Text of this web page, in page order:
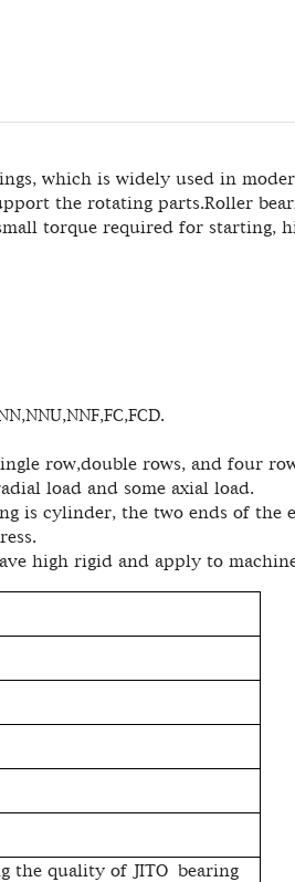
which is widely used in
the rotating parts.Roller
torque required for starting,
row,double rows, and four
load and some axial load.
cylinder, the two ends of the
high rigid and apply to
the quality of JITO bearing